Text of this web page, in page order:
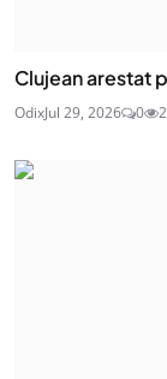
Clujean arestat
OdixJul 29, 2026 0 2